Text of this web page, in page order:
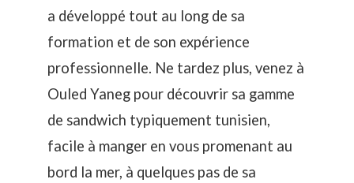
a développé tout au long de sa
formation et de son expérience
professionnelle. Ne tardez plus, venez à
Ouled Yaneg pour découvrir sa gamme
de sandwich typiquement tunisien,
facile à manger en vous promenant au
bord la mer, à quelques pas de sa